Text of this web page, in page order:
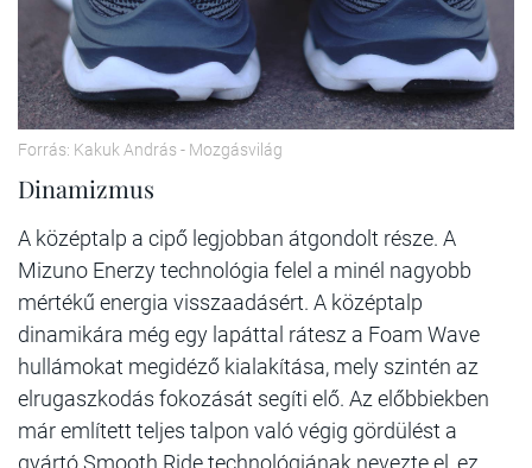
Forrás: Kakuk András - Mozgásvilág
Dinamizmus
A középtalp a cipő legjobban átgondolt része. A
Mizuno Enerzy technológia felel a minél nagyobb
mértékű energia visszaadásért. A középtalp
dinamikára még egy lapáttal rátesz a Foam Wave
hullámokat megidéző kialakítása, mely szintén az
elrugaszkodás fokozását segíti elő. Az előbbiekben
már említett teljes talpon való végig gördülést a